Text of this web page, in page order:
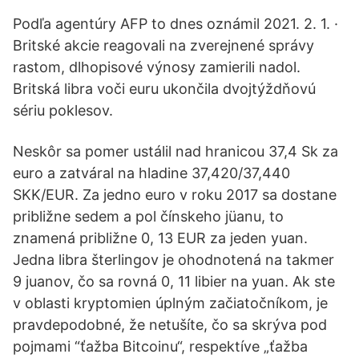
Podľa agentúry AFP to dnes oznámil 2021. 2. 1. ·
Britské akcie reagovali na zverejnené správy
rastom, dlhopisové výnosy zamierili nadol.
Britská libra voči euru ukončila dvojtýždňovú
sériu poklesov.
Neskôr sa pomer ustálil nad hranicou 37,4 Sk za
euro a zatváral na hladine 37,420/37,440
SKK/EUR. Za jedno euro v roku 2017 sa dostane
približne sedem a pol čínskeho jüanu, to
znamená približne 0, 13 EUR za jeden yuan.
Jedna libra šterlingov je ohodnotená na takmer
9 juanov, čo sa rovná 0, 11 libier na yuan. Ak ste
v oblasti kryptomien úplným začiatočníkom, je
pravdepodobné, že netušíte, čo sa skrýva pod
pojmami “ťažba Bitcoinu“, respektíve „ťažba